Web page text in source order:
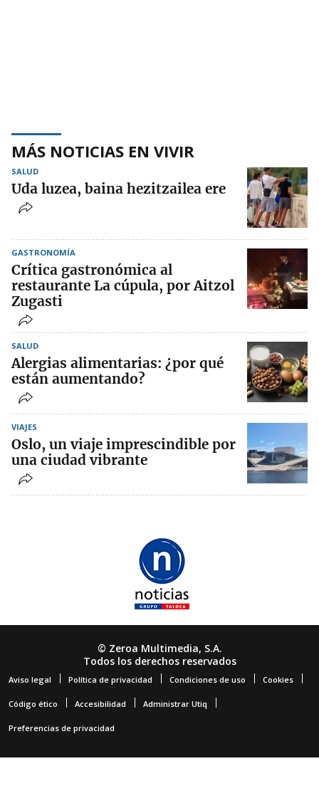
MÁS NOTICIAS EN VIVIR
SALUD
Uda luzea, baina hezitzailea ere
GASTRONOMÍA
Crítica gastronómica al
restaurante La cúpula, por Aitzol
Zugasti
SALUD
Alergias alimentarias: ¿por qué
están aumentando?
VIAJES
Oslo, un viaje imprescindible por
una ciudad vibrante
© Zeroa Multimedia, S.A.
Todos los derechos reservados
Aviso legal Política de privacidad Condiciones de uso Cookies
Código ético Accesibilidad Administrar Utiq
Preferencias de privacidad